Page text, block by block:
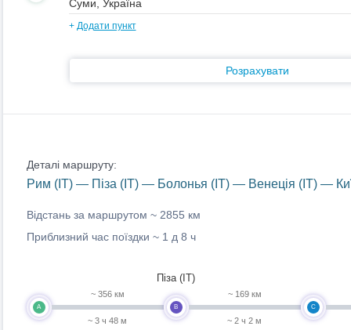
+ Додати пункт
Розрахувати
Деталі маршруту:
Рим (IT) — Піза (IT) — Болонья (IT) — Венеція (IT) —
Відстань за маршрутом ~ 2855 км
Приблизний час поїздки ~ 1 д 8 ч
A
~ 356 км
~ 3 ч 48 м
B
Піза (IT)
~ 169 км
~ 2 ч 2 м
C